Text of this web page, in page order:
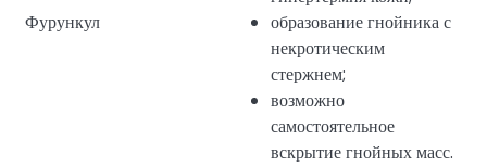
Фурункул
образование гнойника с
некротическим
стержнем;
возможно
самостоятельное
вскрытие гнойных масс.